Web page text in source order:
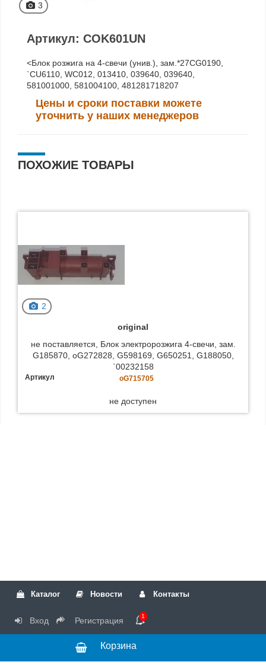
3
Артикул: COK601UN
<Блок розжига на 4-свечи (унив.), зам.*27CG0190,
`CU6110, WC012, 013410, 039640, 039640,
581001000, 581004100, 481281718207
Цены и сроки поставки можете
уточнить у наших менеджеров
ПОХОЖИЕ ТОВАРЫ
2
original
не поставляется, Блок электророзжига 4-свечи, зам.
G185870, oG272828, G598169, G650251, G188050,
`00232158
Артикул oG715705
не доступен
Каталог Новости Контакты
Вход Регистрация 1
Корзина